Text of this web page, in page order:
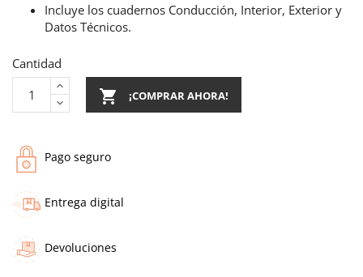
Incluye los cuadernos Conducción, Interior, Exterior y
Datos Técnicos.
Cantidad
 ¡COMPRAR AHORA!
Pago seguro
Entrega digital
Devoluciones